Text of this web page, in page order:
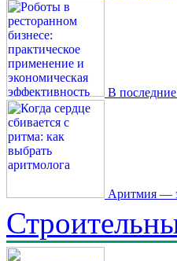
В
Аритмия —